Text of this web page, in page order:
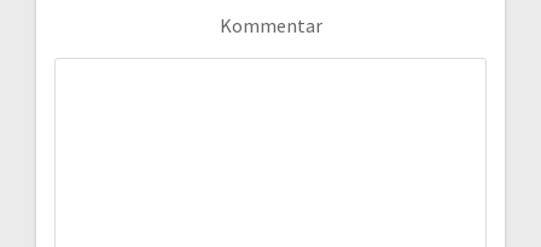
Kommentar